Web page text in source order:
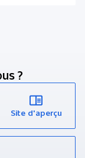
?
Site d'aperçu